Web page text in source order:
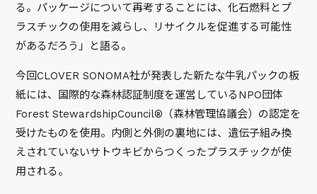
る。パッケージについて再考することには、化石燃料とプ
ラスチックの使用を減らし、リサイクルを促進する可能性
があるだろう」と語る。
今回CLOVER SONOMA社が発表した新たな牛乳パックの板
紙には、国際的な森林認証制度を運営しているNPO団体
Forest StewardshipCouncil®（森林管理協議会）の認定を
受けたものを使用。内側と外側の裏地には、遺伝子組み換
えされていないサトウキビからつくったプラスチックが使
用される。